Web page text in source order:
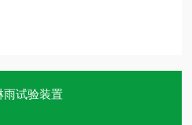
雨试验装置